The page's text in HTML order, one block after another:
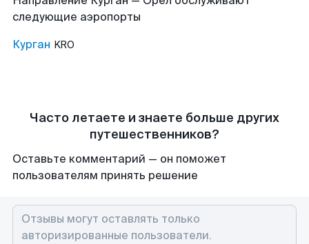
следующие аэропорты
Курган KRO
Часто летаете и знаете больше других
путешественников?
Оставьте комментарий — он поможет
пользователям принять решение